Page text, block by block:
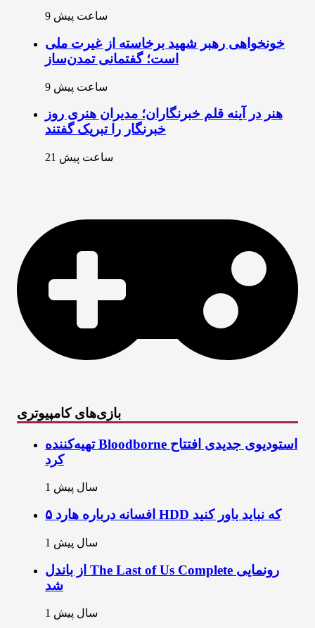
9 ساعت پیش
خونخواهی رهبر شهید برخاسته از غیرت ملی
است؛ گفتمانی تمدن‌ساز
9 ساعت پیش
هنر در آینه قلم خبرنگاران؛ مدیران هنری روز
خبرنگار را تبریک گفتند
21 ساعت پیش
بازی‌های کامپیوتری
تهیه‌کننده Bloodborne استودیوی جدیدی افتتاح
کرد
1 سال پیش
۵ افسانه درباره هارد HDD که نباید باور کنید
1 سال پیش
از باندل The Last of Us Complete رونمایی
شد
1 سال پیش